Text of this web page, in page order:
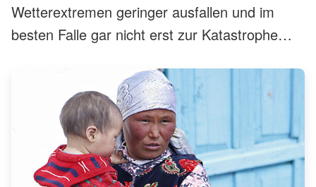
Wetterextremen geringer ausfallen und im
besten Falle gar nicht erst zur Katastrophe
DRK-Projekts zur vorausschauenden
humanitären Hilfe in Kirgistan, macht sich
deshalb Gedanken anlässlich des
Internationalen Tages der
Katastrophenvorsorge am 13. Oktober.